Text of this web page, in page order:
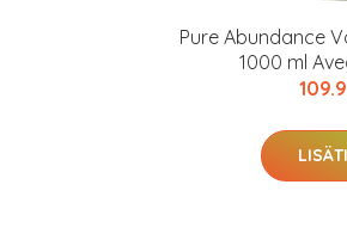
Pure Abundance
1000 ml